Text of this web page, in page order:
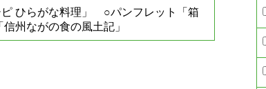
ひらがな料理」 ○パンフレット「箱
州ながの食の風土記」